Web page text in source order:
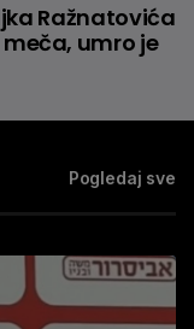
Ražnatovića
umro je
Pogledaj sve